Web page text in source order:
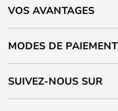
VOS AVANTAGES
MODES DE PAIEMENT
SUIVEZ-NOUS SUR